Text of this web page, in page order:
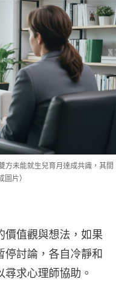
方未能就生兒育月達成共識，其間
片）
價值觀與想法，如果
討論，各自冷靜和
求心理師協助。